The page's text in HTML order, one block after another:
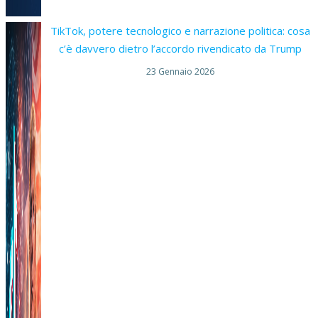
TikTok, potere tecnologico e narrazione politica: cosa
c’è davvero dietro l’accordo rivendicato da Trump
23 Gennaio 2026